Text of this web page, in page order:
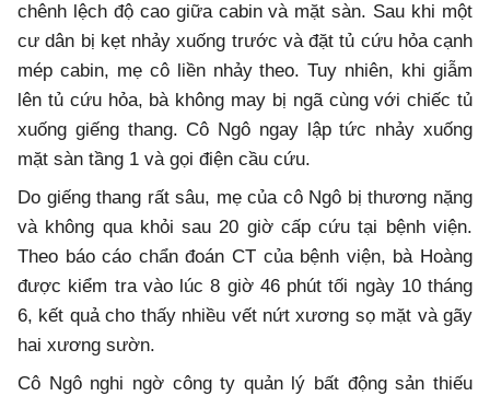
chênh lệch độ cao giữa cabin và mặt sàn. Sau khi một
cư dân bị kẹt nhảy xuống trước và đặt tủ cứu hỏa cạnh
mép cabin, mẹ cô liền nhảy theo. Tuy nhiên, khi giẫm
lên tủ cứu hỏa, bà không may bị ngã cùng với chiếc tủ
xuống giếng thang. Cô Ngô ngay lập tức nhảy xuống
mặt sàn tầng 1 và gọi điện cầu cứu.
Do giếng thang rất sâu, mẹ của cô Ngô bị thương nặng
và không qua khỏi sau 20 giờ cấp cứu tại bệnh viện.
Theo báo cáo chẩn đoán CT của bệnh viện, bà Hoàng
được kiểm tra vào lúc 8 giờ 46 phút tối ngày 10 tháng
6, kết quả cho thấy nhiều vết nứt xương sọ mặt và gãy
hai xương sườn.
Cô Ngô nghi ngờ công ty quản lý bất động sản thiếu